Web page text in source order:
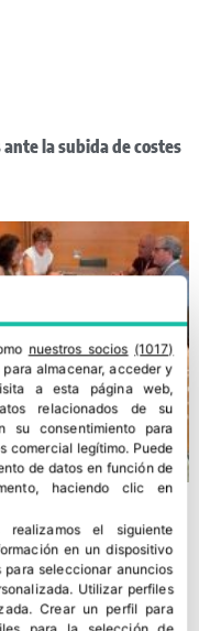
la subida de costes
nuestros socios (1017)
almacenar, acceder y
a esta página web,
relacionados de su
su consentimiento para
comercial legítimo. Puede
de datos en función de
haciendo clic en
realizamos el siguiente
en un dispositivo
para seleccionar anuncios
. Utilizar perfiles
.Crear un perfil para